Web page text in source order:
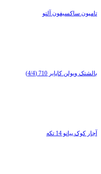
تامپون ساکسیفون آلتو
بالشتک ویولن کاپایر 710 (4/4)
آچار کوک پیانو 14 تکه